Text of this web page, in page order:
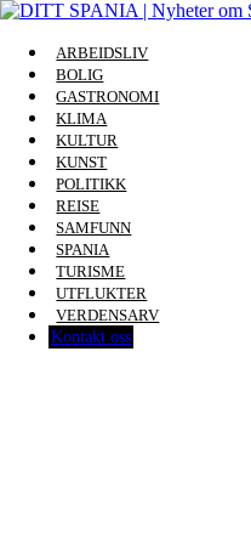
ARBEIDSLIV
BOLIG
GASTRONOMI
KLIMA
KULTUR
KUNST
POLITIKK
REISE
SAMFUNN
SPANIA
TURISME
UTFLUKTER
VERDENSARV
Kontakt oss